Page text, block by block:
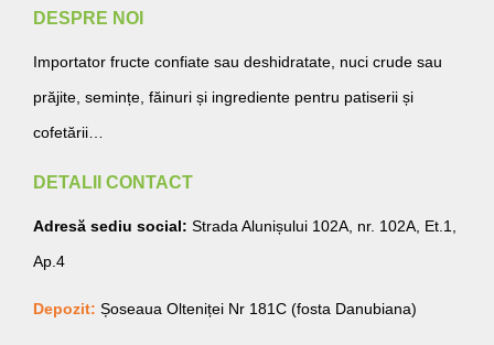
DESPRE NOI
Importator fructe confiate sau deshidratate, nuci crude sau
prăjite, semințe, făinuri și ingrediente pentru patiserii și
cofetării…
DETALII CONTACT
Adresă sediu social: Strada Alunișului 102A, nr. 102A, Et.1,
Ap.4
Depozit: Șoseaua Olteniței Nr 181C (fosta Danubiana)